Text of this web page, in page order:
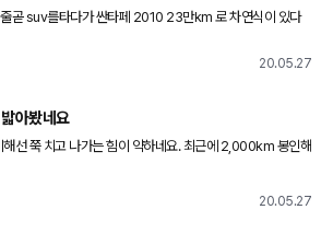
고민이네요. 왠지 아기가 태
20.05.27
아봤네요
선 쭉 치고 나가는 힘이 약하네요. 최근에 2,000km 봉인해
있어서 풀악셀 한 번 밟아봤는데 기대보단 잘 나가고 기대는
20.05.27